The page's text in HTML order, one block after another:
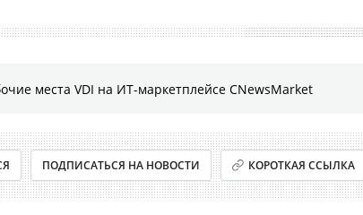
места VDI на ИТ-маркетплейсе CNewsMarket
ПОДПИСАТЬСЯ НА НОВОСТИ КОРОТКАЯ ССЫЛКА